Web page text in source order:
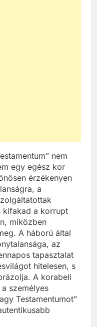
nem
egy egész kor
érzékenyen
a
kifakad a korrupt
miközben
A háború által
az
tapasztalat
hitelesen, s
A korabeli
személyes
Testamentumot”